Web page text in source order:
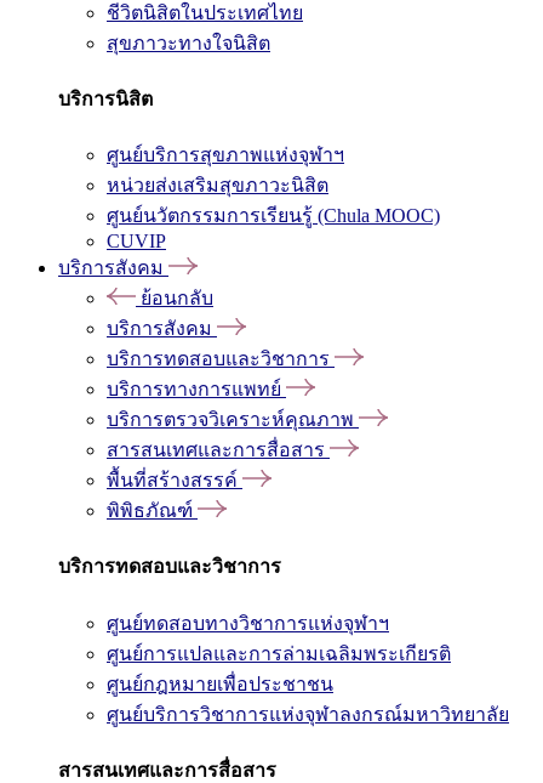
ชีวิตนิสิตในประเทศไทย
สุขภาวะทางใจนิสิต
บริการนิสิต
ศูนย์บริการสุขภาพแห่งจุฬาฯ
หน่วยส่งเสริมสุขภาวะนิสิต
ศูนย์นวัตกรรมการเรียนรู้ (Chula MOOC)
CUVIP
บริการสังคม
ย้อนกลับ
บริการสังคม
บริการทดสอบและวิชาการ
บริการทางการแพทย์
บริการตรวจวิเคราะห์คุณภาพ
สารสนเทศและการสื่อสาร
พื้นที่สร้างสรรค์
พิพิธภัณฑ์
บริการทดสอบและวิชาการ
ศูนย์ทดสอบทางวิชาการแห่งจุฬาฯ
ศูนย์การแปลและการล่ามเฉลิมพระเกียรติ
ศูนย์กฎหมายเพื่อประชาชน
ศูนย์บริการวิชาการแห่งจุฬาลงกรณ์มหาวิทยาลัย
สารสนเทศและการสื่อสาร